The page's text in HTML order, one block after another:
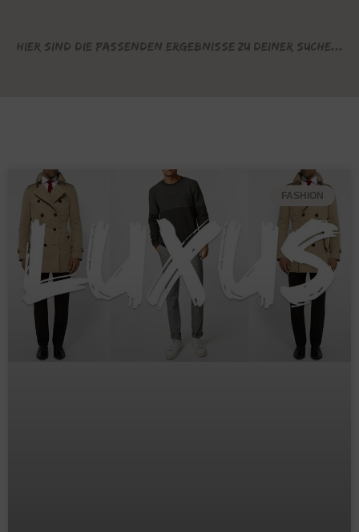
Hier sind die passenden Ergebnisse zu deiner Suche...
FASHION